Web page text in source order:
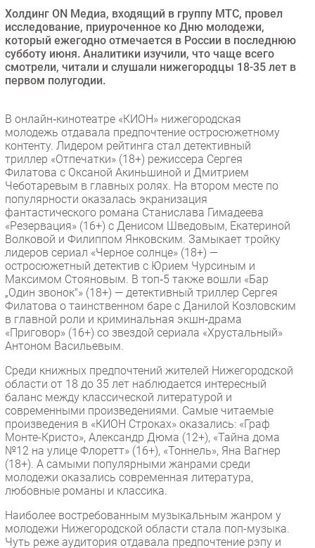
Гаджеты
Здоровье
РАЗДЕЛЫ
Аналитика
Интервью
Мероприятия
Проекты
IT класс
Тестовый стенд
Каталог компаний
Холдинг ON Медиа, входящий в группу МТС, провел
исследование, приуроченное ко Дню молодежи,
который ежегодно отмечается в России в последнюю
субботу июня. Аналитики изучили, что чаще всего
смотрели, читали и слушали нижегородцы 18-35 лет в
первом полугодии.
В онлайн‑кинотеатре «КИОН» нижегородская
молодежь отдавала предпочтение остросюжетному
контенту. Лидером рейтинга стал детективный
триллер «Отпечатки» (18+) режиссера Сергея
Филатова с Оксаной Акиньшиной и Дмитрием
Чеботаревым в главных ролях. На втором месте по
популярности оказалась экранизация
фантастического романа Станислава Гимадеева
«Резервация» (16+) с Денисом Шведовым, Екатериной
Волковой и Филиппом Янковским. Замыкает тройку
лидеров сериал «Черное солнце» (18+) —
остросюжетный детектив с Юрием Чурсиным и
Максимом Стояновым. В топ‑5 также вошли «Бар
„Один звонок"» (18+) — детективный триллер Сергея
Филатова о таинственном баре с Данилой Козловским
в главной роли и криминальная экшн‑драма
«Приговор» (16+) со звездой сериала «Хрустальный»
Антоном Васильевым.
Среди книжных предпочтений жителей Нижегородской
области от 18 до 35 лет наблюдается интересный
баланс между классической литературой и
современными произведениями. Самые читаемые
произведения в «КИОН Строках» оказались: «Граф
Монте-Кристо», Александр Дюма (12+), «Тайна дома
№12 на улице Флоретт» (16+), «Тоннель», Яна Вагнер
(18+). А самыми популярными жанрами среди
молодежи оказались современная литература,
любовные романы и классика.
Наиболее востребованным музыкальным жанром у
молодежи Нижегородской области стала поп-музыка.
Чуть реже аудитория отдавала предпочтение рэпу и